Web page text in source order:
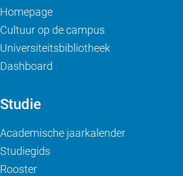
Homepage
Cultuur op de campus
Universiteitsbibliotheek
Dashboard
Studie
Academische jaarkalender
Studiegids
Rooster